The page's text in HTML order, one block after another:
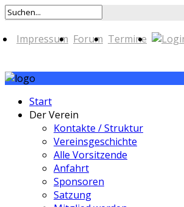
Impressum Forum Termine
Start
Der Verein
Kontakte / Struktur
Vereinsgeschichte
Alle Vorsitzende
Anfahrt
Sponsoren
Satzung